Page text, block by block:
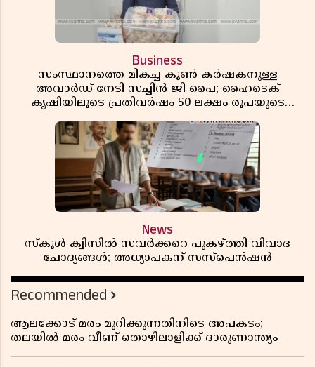
Business
സംസ്ഥാനത്തെ മികച്ച കൂൺ കർഷകനുള്ള
അവാർഡ് നേടി സച്ചിൻ ജി പൈ; ഹൈടെക്
കൃഷിയിലൂടെ പ്രതിവർഷം 50 ലക്ഷം രൂപയുടെ
News
സ്കൂൾ ക്വിസിൽ സവർക്കറെ പുകഴ്ത്തി വിവാദ
ചോദ്യങ്ങൾ; അധ്യാപകന് സസ്പെൻഷൻ
Recommended
ആലക്കോട് മരം മുറിക്കുന്നതിനിടെ അപകടം;
തലയിൽ മരം വീണ് തൊഴിലാളിക്ക് ദാരുണാന്ത്യം